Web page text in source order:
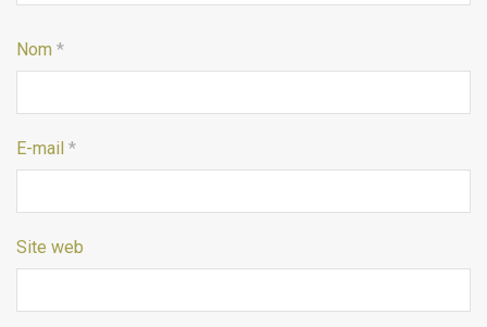
Nom *
E-mail *
Site web